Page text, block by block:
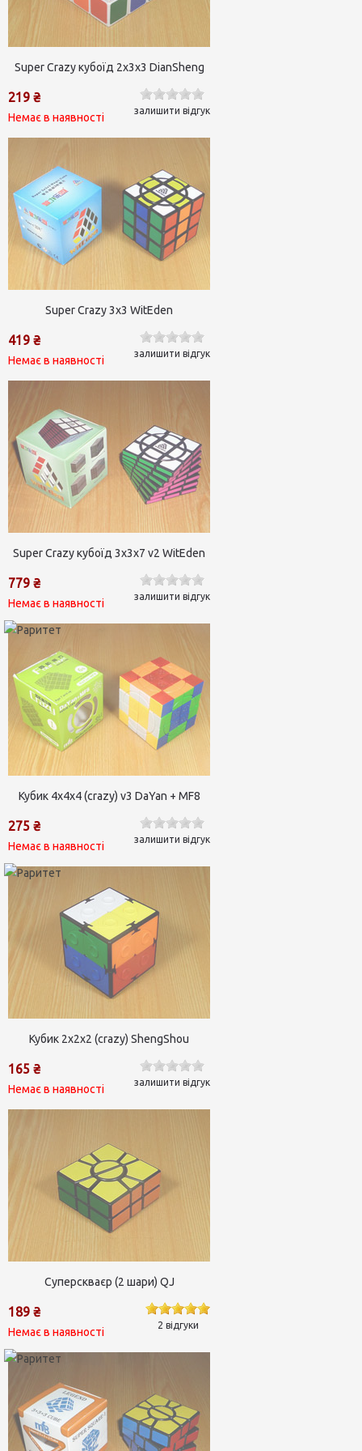
Super Crazy кубоїд 2х3х3 DianSheng
219 ₴
Немає в наявності
залишити відгук
Super Crazy 3x3 WitEden
419 ₴
Немає в наявності
залишити відгук
Super Crazy кубоїд 3х3х7 v2 WitEden
779 ₴
Немає в наявності
залишити відгук
Кубик 4х4х4 (crazy) v3 DaYan + MF8
275 ₴
Немає в наявності
залишити відгук
Кубик 2х2х2 (crazy) ShengShou
165 ₴
Немає в наявності
залишити відгук
Суперскваєр (2 шари) QJ
189 ₴
Немає в наявності
2 відгуки